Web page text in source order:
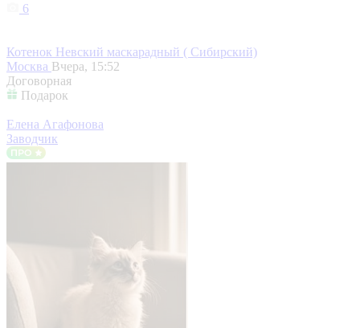
6
Котенок Невский маскарадный ( Сибирский)
Москва Вчера, 15:52
Договорная
Подарок
Елена Агафонова
Заводчик